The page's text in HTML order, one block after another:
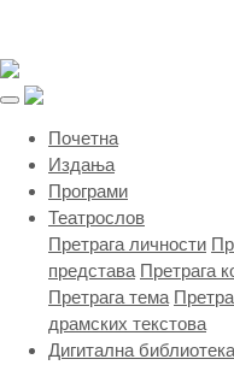
Почетна(current)
Издања
Програми
Театрослов
Претрага личности
представа Претрага
Претрага тема
драмских текстова
Дигитална библиотека